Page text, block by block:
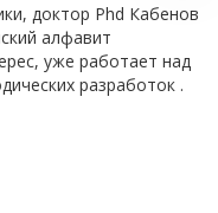
доктор Phd Кабенов
алфавит
уже работает над
разработок .